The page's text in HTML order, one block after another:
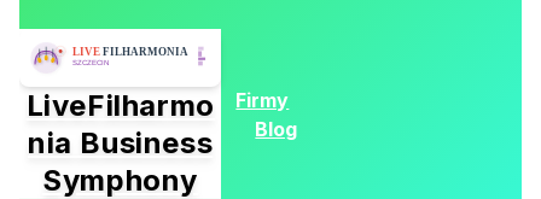
LiveFilharmo
nia Business
Symphony
Firmy
Blog